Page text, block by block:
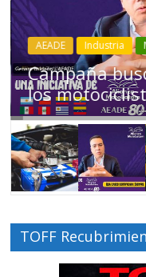
Industria Movilidad
Choferes
Ecuador en
TOFF